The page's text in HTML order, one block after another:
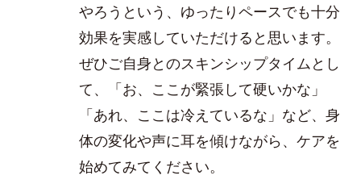
やろうという、ゆったりペースでも十分
効果を実感していただけると思います。
ぜひご自身とのスキンシップタイムとし
て、「お、ここが緊張して硬いかな」
「あれ、ここは冷えているな」など、身
体の変化や声に耳を傾けながら、ケアを
始めてみてください。